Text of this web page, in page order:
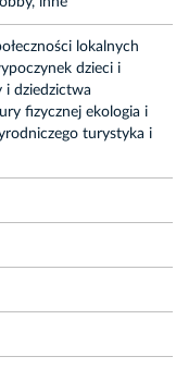
lokalnych
dzieci i
i dziedzictwa
fizycznej ekologia i
turystyka i